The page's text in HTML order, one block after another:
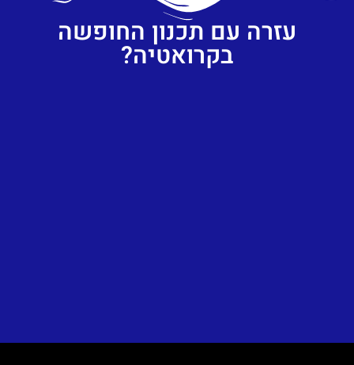
עזרה עם תכנון החופשה
בקרואטיה?